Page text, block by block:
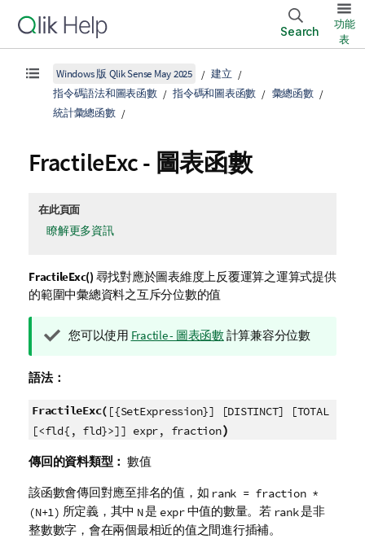
Search
功能
表
Windows 版 Qlik Sense May 2025
建立
指令碼語法和圖表函數
指令碼和圖表函數
彙總函數
統計彙總函數
FractileExc- 圖表函數
在此頁面
瞭解更多資訊
FractileExc() 尋找對應於圖表維度上反覆運算之運算式提供
的範圍中彙總資料之互斥分位數的值
提
您可以使用 Fractile - 圖表函數計算兼容分位數
語法：
FractileExc( [{SetExpression}] [DISTINCT] [TOTAL
[<fld{, fld}>]] expr, fraction)
傳回的資料類型： 數值
該函數會傳回對應至排名的值，如 rank = fraction *
(N+1) 所定義，其中 N是 expr中值的數量。若 rank是非
整數數字，會在兩個最相近的值之間進行插補。